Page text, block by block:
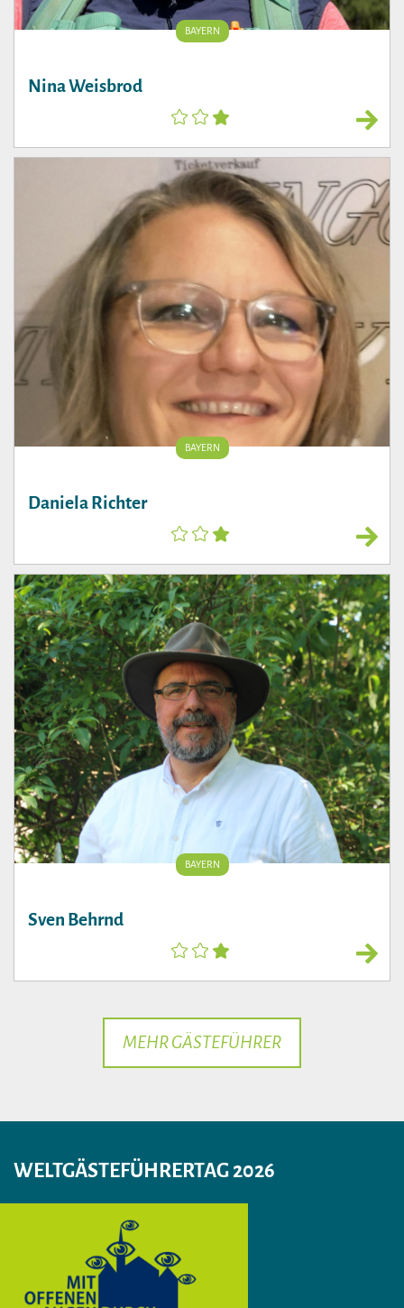
BAYERN
Nina Weisbrod
BAYERN
Daniela Richter
BAYERN
Sven Behrnd
MEHR GÄSTEFÜHRER
WELTGÄSTEFÜHRERTAG 2026